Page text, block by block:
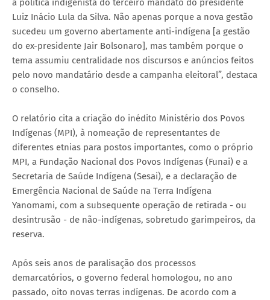
à política indigenista do terceiro mandato do presidente
Luiz Inácio Lula da Silva. Não apenas porque a nova gestão
sucedeu um governo abertamente anti-indígena [a gestão
do ex-presidente Jair Bolsonaro], mas também porque o
tema assumiu centralidade nos discursos e anúncios feitos
pelo novo mandatário desde a campanha eleitoral”, destaca
o conselho.
O relatório cita a criação do inédito Ministério dos Povos
Indígenas (MPI), à nomeação de representantes de
diferentes etnias para postos importantes, como o próprio
MPI, a Fundação Nacional dos Povos Indígenas (Funai) e a
Secretaria de Saúde Indígena (Sesai), e a declaração de
Emergência Nacional de Saúde na Terra Indígena
Yanomami, com a subsequente operação de retirada - ou
desintrusão - de não-indígenas, sobretudo garimpeiros, da
reserva.
Após seis anos de paralisação dos processos
demarcatórios, o governo federal homologou, no ano
passado, oito novas terras indígenas. De acordo com a